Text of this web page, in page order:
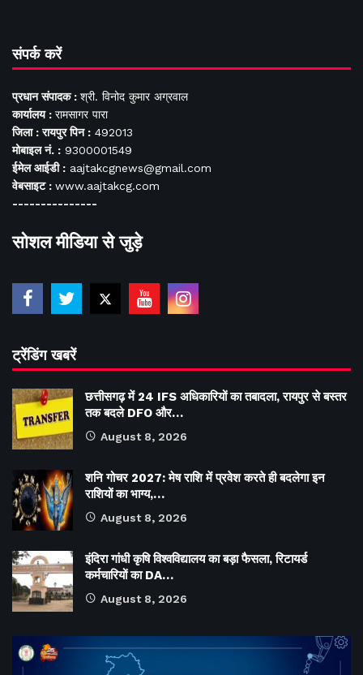
संपर्क करें
प्रधान संपादक : श्री. विनोद कुमार अग्रवाल
कार्यालय : रामसागर पारा
जिला : रायपुर पिन : 492013
मोबाइल नं. : 9300001549
ईमेल आईडी : aajtakcgnews@gmail.com
वेबसाइट : www.aajtakcg.com
---------------
सोशल मीडिया से जुड़े
ट्रेंडिंग खबरें
छत्तीसगढ़ में 24 IFS अधिकारियों का तबादला, रायपुर से बस्तर
तक बदले DFO और…
August 8, 2026
शनि गोचर 2027: मेष राशि में प्रवेश करते ही बदलेगा इन
राशियों का भाग्य,…
August 8, 2026
इंदिरा गांधी कृषि विश्वविद्यालय का बड़ा फैसला, रिटायर्ड
कर्मचारियों का DA…
August 8, 2026